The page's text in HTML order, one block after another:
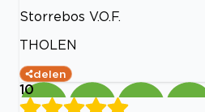
Storrebos V.O.F.
THOLEN
delen
10